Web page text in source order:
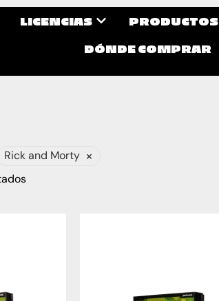
LICENCIAS PRODUCTOS
DÓNDE COMPRAR
Rick and Morty ×